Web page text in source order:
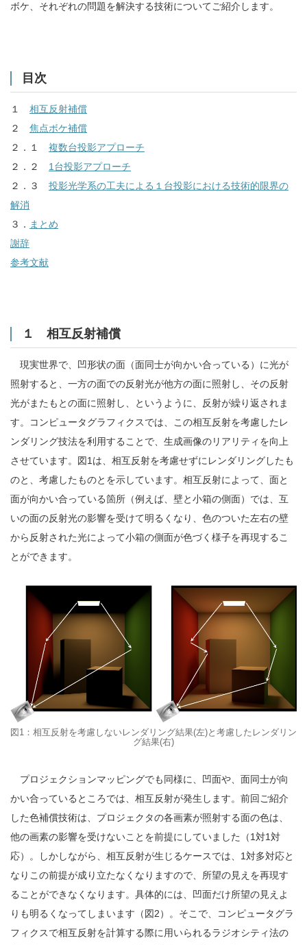
ボケ、それぞれの問題を解決する技術についてご紹介します。
目次
１ 相互反射補償
２ 焦点ボケ補償
２．１ 複数台投影アプローチ
２．２ 1台投影アプローチ
２．３ 投影光学系の工夫による１台投影における技術的限界の
解消
３． まとめ
謝辞
参考文献
１ 相互反射補償
現実世界で、凹形状の面（面同士が向かい合っている）に光が
照射すると、一方の面での反射光が他方の面に照射し、その反射
光がまたもとの面に照射し、というように、反射が繰り返されま
す。コンピュータグラフィクスでは、この相互反射を考慮したレ
ンダリング技法を利用することで、生成画像のリアリティを向上
させています。図1は、相互反射を考慮せずにレンダリングしたも
のと、考慮したものとを示しています。相互反射によって、面と
面が向かい合っている箇所（例えば、壁と小箱の側面）では、互
いの面の反射光の影響を受けて明るくなり、色のついた左右の壁
から反射された光によって小箱の側面が色づく様子を再現するこ
とができます。
図1：相互反射を考慮しないレンダリング結果(左)と考慮したレンダリン
グ結果(右)
プロジェクションマッピングでも同様に、凹面や、面同士が向
かい合っているところでは、相互反射が発生します。前回ご紹介
した色補償技術は、プロジェクタの各画素が照射する面の色は、
他の画素の影響を受けないことを前提にしていました（1対1対
応）。しかしながら、相互反射が生じるケースでは、1対多対応と
なりこの前提が成り立たなくなりますので、所望の見えを再現す
ることができなくなります。具体的には、凹面だけ所望の見えよ
りも明るくなってしまいます（図2）。そこで、コンピュータグラ
フィクスで相互反射を計算する際に用いられるラジオシティ法の